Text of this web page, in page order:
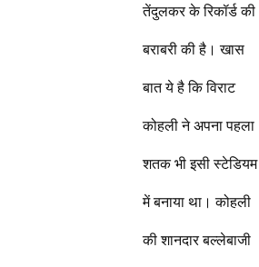
तेंदुलकर के रिकॉर्ड की
बराबरी की है। खास
बात ये है कि विराट
कोहली ने अपना पहला
शतक भी इसी स्टेडियम
में बनाया था। कोहली
की शानदार बल्लेबाजी